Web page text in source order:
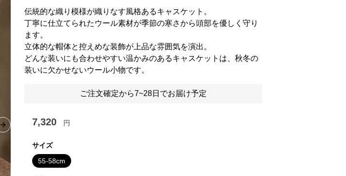
Next slide
伝統的な織り模様が織りなす風格あるキャスケット。
丁寧に仕立てられたウール素材が季節の寒さから頭部を優しく守り
ます。
立体的な帽体と控えめな装飾が上品な雰囲気を演出。
どんな装いにも合わせやすい温かみのあるキャスケットは、秋冬の
装いに欠かせないウール小物です。
ご注文確定から7~28日でお届け予定
7,320 円
サイズ
55-58cm